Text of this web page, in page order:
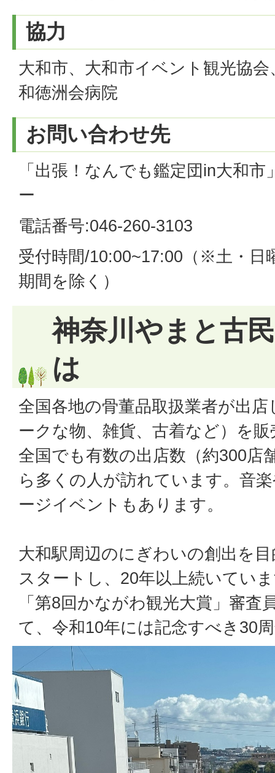
協力
大和市、大和市イベント観光協
和徳洲会病院
お問い合わせ先
「出張！なんでも鑑定団in大和
ー
電話番号:046-260-3103
受付時間/10:00~17:00（※土・日
期間を除く）
神奈川やまと古
は
全国各地の骨董品取扱業者が出
ークな物、雑貨、古着など）を
全国でも有数の出店数（約300店
ら多くの人が訪れています。音
ージイベントもあります。
大和駅周辺のにぎわいの創出を
スタートし、20年以上続いてい
「第8回かながわ観光大賞」審査
て、令和10年には記念すべき30